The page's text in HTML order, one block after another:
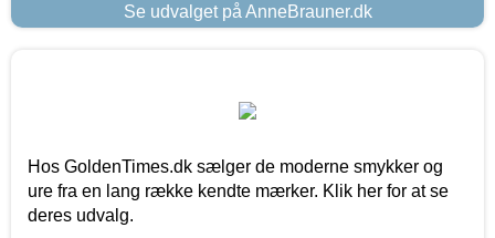
Se udvalget på AnneBrauner.dk
Hos GoldenTimes.dk sælger de moderne smykker og
ure fra en lang række kendte mærker. Klik her for at se
deres udvalg.